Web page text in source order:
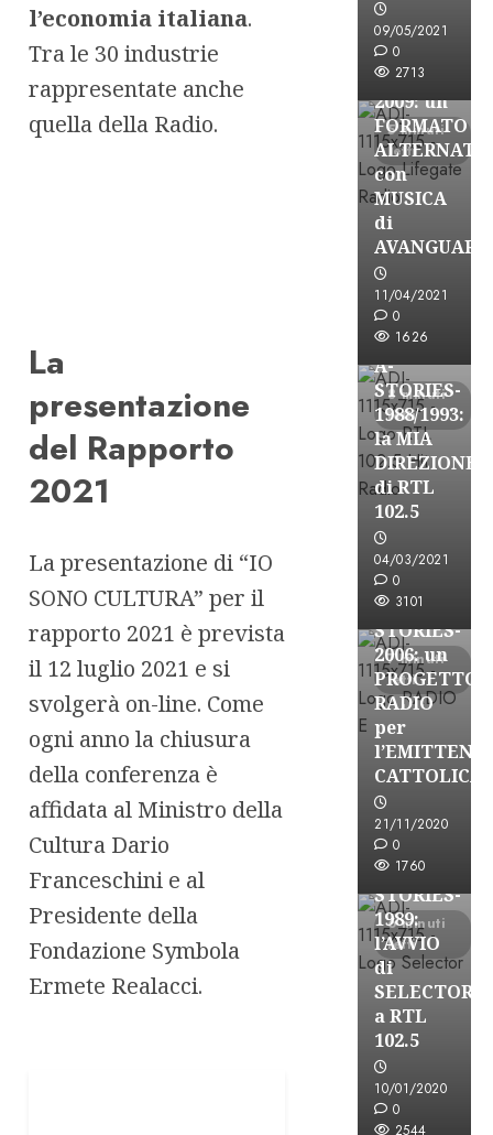
l’economia italiana.
Tra le 30 industrie
rappresentate anche
quella della Radio.
La
presentazione
del Rapporto
2021
La presentazione di “IO
SONO CULTURA” per il
rapporto 2021 è prevista
il 12 luglio 2021 e si
svolgerà on-line. Come
ogni anno la chiusura
della conferenza è
affidata al Ministro della
Cultura Dario
Franceschini e al
Presidente della
Fondazione Symbola
Ermete Realacci.
09/05/2021
0
2713
5 minuti
letti
FREE
A-
STORIES-
2009: un
FORMATO
con
MUSICA
di
11/04/2021
0
1626
8 minuti
letti
A-Stories
Formazione
FREE
A-
STORIES-
1988/1993:
la MIA
DIREZIONE
di RTL
102.5
04/03/2021
0
3101
7 minuti
letti
A-Stories
Formazione
FREE
A-
STORIES-
2006: un
PROGETTO
RADIO
per
CATTOLICA
21/11/2020
0
1760
6 minuti
letti
A-Stories
Formazione
FREE
A-
STORIES-
1989:
l’AVVIO
di
SELECTOR
a RTL
102.5
10/01/2020
0
2544
A-Stories
Formazione